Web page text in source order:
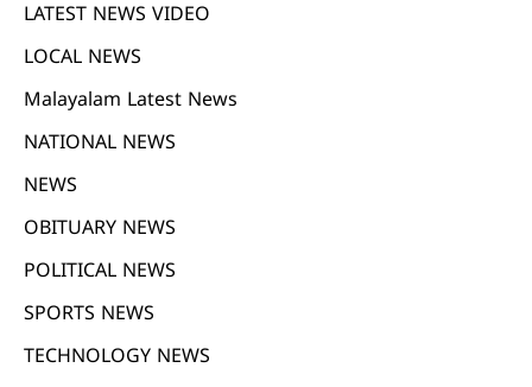
LATEST NEWS VIDEO
LOCAL NEWS
Malayalam Latest News
NATIONAL NEWS
NEWS
OBITUARY NEWS
POLITICAL NEWS
SPORTS NEWS
TECHNOLOGY NEWS